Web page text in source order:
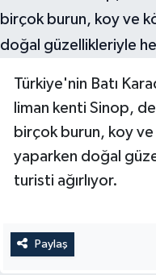
Türkiye'nin Batı
liman kenti Sinop,
birçok burun, koy
yaparken doğal
turisti ağırlıyor.
Paylaş
Kastamonu
Kilis Müftülüğü
Kırıkkale
Kırklareli